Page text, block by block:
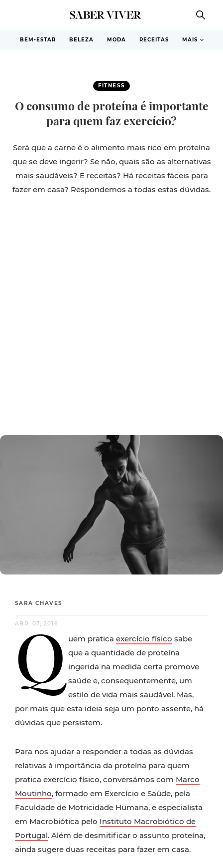
BEM-ESTAR BELEZA MODA RECEITAS MAIS
FITNESS
O consumo de proteína é importante
para quem faz exercício?
Será que a carne é o alimento mais rico em proteína
que se deve ingerir? Se não, quais são as alternativas
mais saudáveis? E receitas? Há receitas fáceis para
fazer em casa? Respondemos a todas estas dúvidas.
SARA CHAVES
ABR. 07, 2016
Q uem pratica exercício físico sabe
que a quantidade de proteína
ingerida na medida certa promove
saúde e, consequentemente, um
estilo de vida mais saudável. Mas,
por mais que esta ideia seja um ponto assente, há
dúvidas que persistem.
Para nos ajudar a responder a todas as dúvidas
relativas à importância da proteína para quem
pratica exercício físico, conversámos com Marco
Moutinho, formado em Exercício e Saúde, pela
Faculdade de Motricidade Humana, e especialista
em Macrobiótica pelo Instituto Macrobiótico de
Portugal. Além de desmitificar o assunto proteína,
ainda sugere duas receitas para fazer em casa.